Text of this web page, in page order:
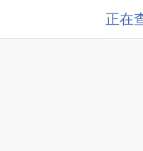
正在